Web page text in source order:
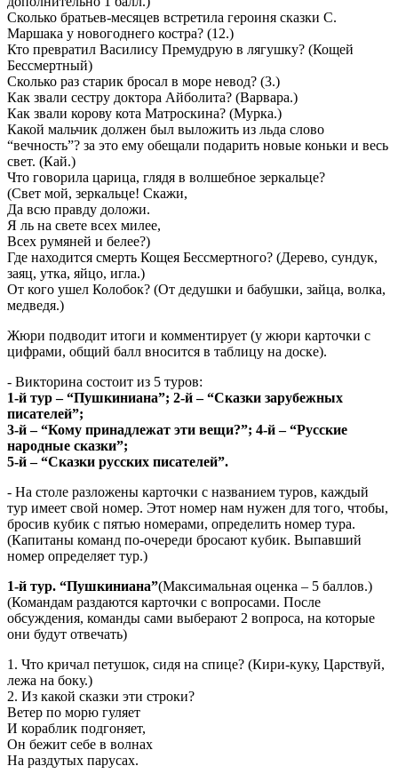
Сколько братьев-месяцев встретила героиня сказки С.
Маршака у новогоднего костра? (12.)
Кто превратил Василису Премудрую в лягушку? (Кощей
Бессмертный)
Сколько раз старик бросал в море невод? (3.)
Как звали сестру доктора Айболита? (Варвара.)
Как звали корову кота Матроскина? (Мурка.)
Какой мальчик должен был выложить из льда слово
“вечность”? за это ему обещали подарить новые коньки и весь
свет. (Кай.)
Что говорила царица, глядя в волшебное зеркальце?
(Свет мой, зеркальце! Скажи,
Да всю правду доложи.
Я ль на свете всех милее,
Всех румяней и белее?)
Где находится смерть Кощея Бессмертного? (Дерево, сундук,
заяц, утка, яйцо, игла.)
От кого ушел Колобок? (От дедушки и бабушки, зайца, волка,
медведя.)
Жюри подводит итоги и комментирует (у жюри карточки с
цифрами, общий балл вносится в таблицу на доске).
- Викторина состоит из 5 туров:
1-й тур – “Пушкиниана”; 2-й – “Сказки зарубежных
писателей”;
3-й – “Кому принадлежат эти вещи?”; 4-й – “Русские
народные сказки”;
5-й – “Сказки русских писателей”.
- На столе разложены карточки с названием туров, каждый
тур имеет свой номер. Этот номер нам нужен для того, чтобы,
бросив кубик с пятью номерами, определить номер тура.
(Капитаны команд по-очереди бросают кубик. Выпавший
номер определяет тур.)
1-й тур. “Пушкиниана”(Максимальная оценка – 5 баллов.)
(Командам раздаются карточки с вопросами. После
обсуждения, команды сами выберают 2 вопроса, на которые
они будут отвечать)
1. Что кричал петушок, сидя на спице? (Кири-куку, Царствуй,
лежа на боку.)
2. Из какой сказки эти строки?
Ветер по морю гуляет
И кораблик подгоняет,
Он бежит себе в волнах
На раздутых парусах.